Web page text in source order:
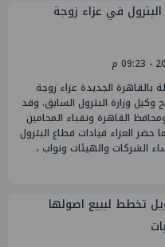
البترول في عزاء زوجة
بالقاهرة الجديدة عزاء زوجة
وزارة البترول السابق. وقد
القاهرة ونقباء المحامين
حضر العزاء قيادات قطاع البترول
الشركات والهيئات ونواب ،
تخطط لببيع اصولها